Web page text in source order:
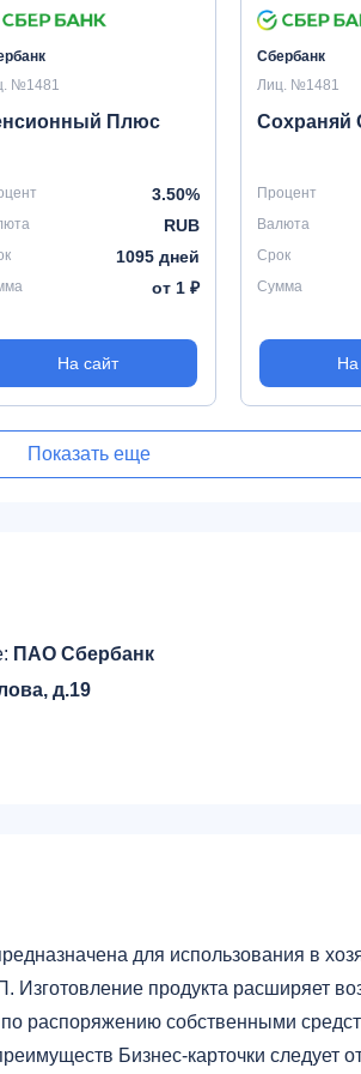
№1481
Плюс
3.50%
RUB
1095 дней
от 1 ₽
На сайт
Сбербанк
Лиц. №1481
Сохраняй
Процент
Валюта
Срок
Сумма
На
Показать еще
ПАО Сбербанк
д.19
для использования в
Изготовление продукта расширяет
распоряжению собственными
Бизнес-карточки следует